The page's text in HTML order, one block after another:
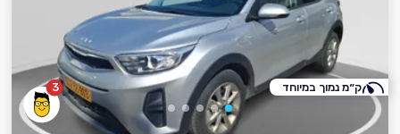
3 ק״מ נמוך במיוחד